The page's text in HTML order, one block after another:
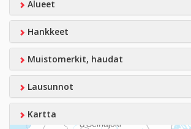
Alueet
Hankkeet
Muistomerkit, haudat
Lausunnot
Kartta